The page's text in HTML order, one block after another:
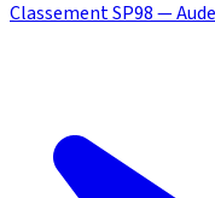
Classement SP98 — Aude